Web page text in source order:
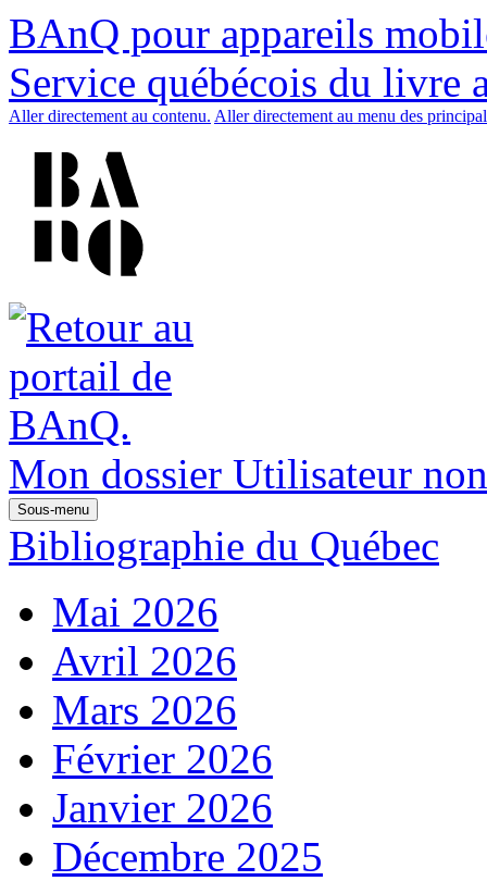
BAnQ pour appareils
Service québécois du livre
Aller directement au contenu. Aller directement au menu des
Mon dossier Utilisateur
Sous-menu
Bibliographie du Québec
Mai 2026
Avril 2026
Mars 2026
Février 2026
Janvier 2026
Décembre 2025